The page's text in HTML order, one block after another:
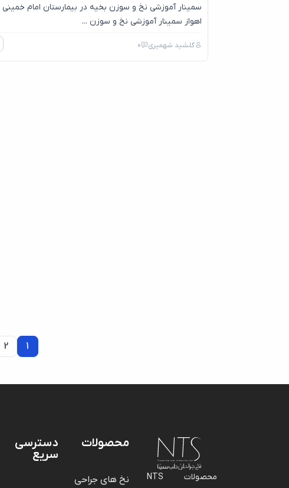
سمینار آموزشی نخ و سوزن بخیه در بیمارستان امام خمینی
اهواز سمینار آموزشی نخ و سوزن ...
گلشید شهمیری 0
1
2
محصولات NTS
محصولات
نخ های جراحی
دسترسی
سریع